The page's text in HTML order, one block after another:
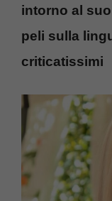
intorno al
peli sulla
criticatissimi